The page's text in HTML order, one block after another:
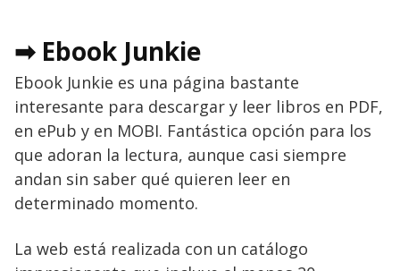
➡ Ebook Junkie
Ebook Junkie es una página bastante
interesante para descargar y leer libros en PDF,
en ePub y en MOBI. Fantástica opción para los
que adoran la lectura, aunque casi siempre
andan sin saber qué quieren leer en
determinado momento.
La web está realizada con un catálogo